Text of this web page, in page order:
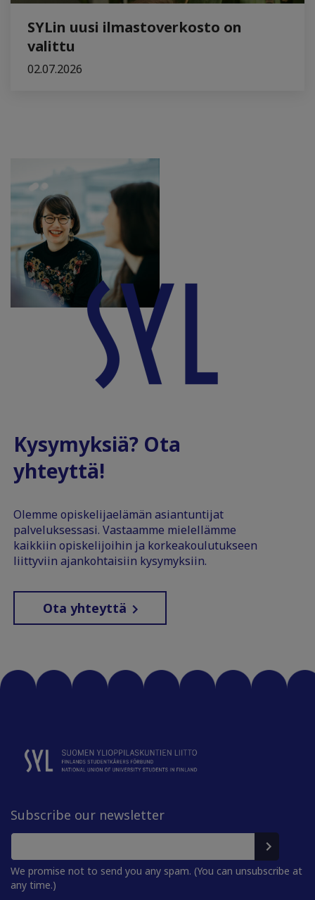
SYLin uusi ilmastoverkosto on
valittu
02.07.2026
Kysymyksiä? Ota
yhteyttä!
Olemme opiskelijaelämän asiantuntijat
palveluksessasi. Vastaamme mielellämme
kaikkiin opiskelijoihin ja korkeakoulutukseen
liittyviin ajankohtaisiin kysymyksiin.
Ota yhteyttä
Subscribe our newsletter
We promise not to send you any spam. (You can unsubscribe at
any time.)